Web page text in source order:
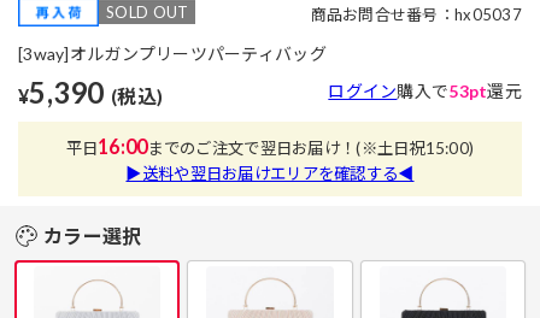
SOLD OUT 商品お問合せ番号：hx05037
[3way]オルガンプリーツパーティバッグ
¥5,390 (税込) ログイン購入で53pt還元
平日16:00までのご注文で翌日お届け！(※土日祝15:00)
▶送料や翌日お届けエリアを確認する◀
カラー選択